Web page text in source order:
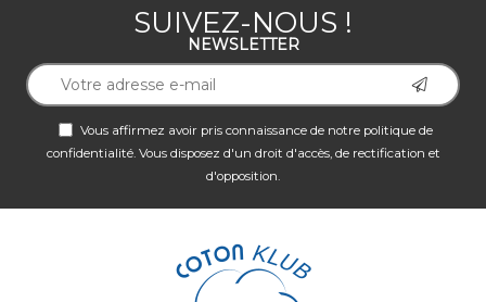
SUIVEZ-NOUS !
NEWSLETTER
Vous affirmez avoir pris connaissance de notre politique de
confidentialité. Vous disposez d'un droit d'accès, de rectification et
d'opposition.